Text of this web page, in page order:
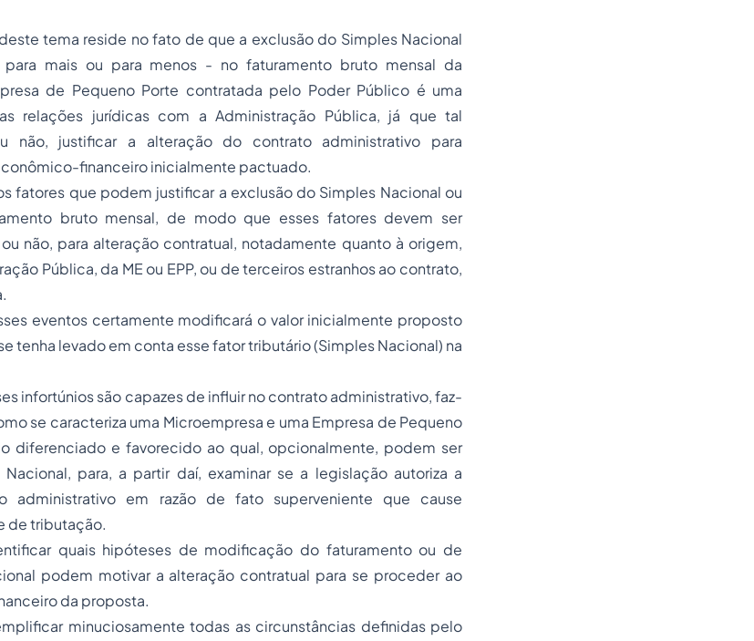
tema reside no fato de que a exclusão do Simples Nacional
mais ou para menos - no faturamento bruto mensal da
de Pequeno Porte contratada pelo Poder Público é uma
relações jurídicas com a Administração Pública, já que tal
não, justificar a alteração do contrato administrativo para
financeiro inicialmente pactuado.
fatores que podem justificar a exclusão do Simples Nacional ou
bruto mensal, de modo que esses fatores devem ser
não, para alteração contratual, notadamente quanto à origem,
Pública, da ME ou EPP, ou de terceiros estranhos ao contrato,
eventos certamente modificará o valor inicialmente proposto
tenha levado em conta esse fator tributário (Simples Nacional) na
infortúnios são capazes de influir no contrato administrativo, faz-
se caracteriza uma Microempresa e uma Empresa de Pequeno
diferenciado e favorecido ao qual, opcionalmente, podem ser
para, a partir daí, examinar se a legislação autoriza a
administrativo em razão de fato superveniente que cause
de tributação.
quais hipóteses de modificação do faturamento ou de
podem motivar a alteração contratual para se proceder ao
da proposta.
minuciosamente todas as circunstâncias definidas pelo